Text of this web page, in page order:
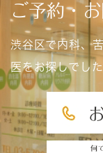
ご予約・
渋谷区で内科、
医をお探しでし